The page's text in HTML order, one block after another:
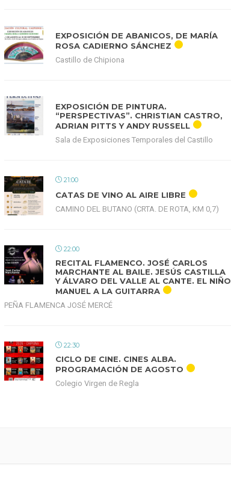
EXPOSICIÓN DE ABANICOS, DE MARÍA
ROSA CADIERNO SÁNCHEZ
Castillo de Chipiona
EXPOSICIÓN DE PINTURA.
“PERSPECTIVAS”. CHRISTIAN CASTRO,
ADRIAN PITTS Y ANDY RUSSELL
Sala de Exposiciones Temporales del Castillo
21:00
CATAS DE VINO AL AIRE LIBRE
CAMINO DEL BUTANO (CRTA. DE ROTA, KM 0,7)
22:00
RECITAL FLAMENCO. JOSÉ CARLOS
MARCHANTE AL BAILE. JESÚS CASTILLA
Y ÁLVARO DEL VALLE AL CANTE. EL NIÑO
MANUEL A LA GUITARRA
PEÑA FLAMENCA JOSÉ MERCÉ
22:30
CICLO DE CINE. CINES ALBA.
PROGRAMACIÓN DE AGOSTO
Colegio Virgen de Regla